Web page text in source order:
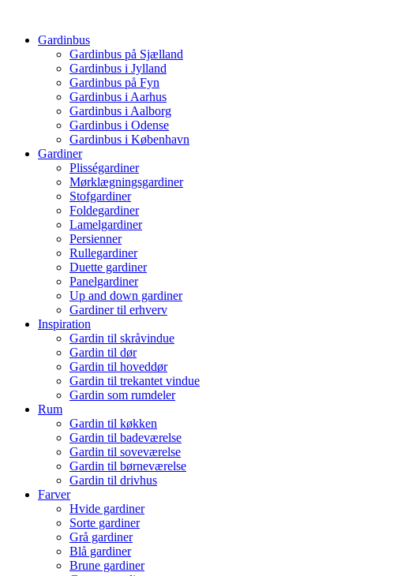
indholdGardinbus
Gardinbus på Sjælland
Gardinbus i Jylland
Gardinbus på Fyn
Gardinbus i Aarhus
Gardinbus i Aalborg
Gardinbus i Odense
Gardinbus i København
Gardiner
Plisségardiner
Mørklægningsgardiner
Stofgardiner
Foldegardiner
Lamelgardiner
Persienner
Rullegardiner
Duette gardiner
Panelgardiner
Up and down gardiner
Gardiner til erhverv
Inspiration
Gardin til skråvindue
Gardin til dør
Gardin til hoveddør
Gardin til trekantet vindue
Gardin som rumdeler
Rum
Gardin til køkken
Gardin til badeværelse
Gardin til soveværelse
Gardin til børneværelse
Gardin til drivhus
Farver
Hvide gardiner
Sorte gardiner
Grå gardiner
Blå gardiner
Brune gardiner